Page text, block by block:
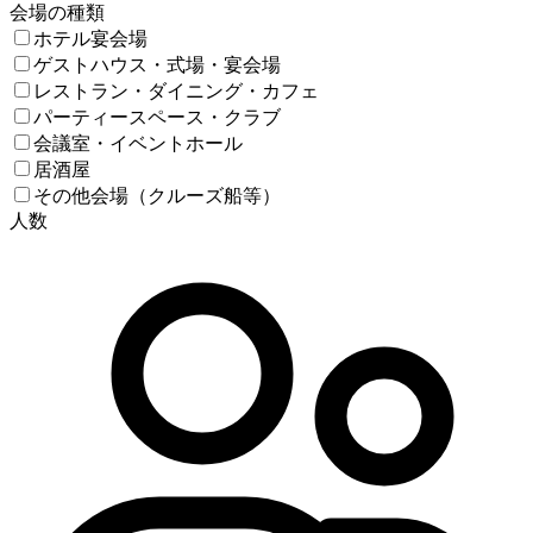
会場の種類
ホテル宴会場
ゲストハウス・式場・宴会場
レストラン・ダイニング・カフェ
パーティースペース・クラブ
会議室・イベントホール
居酒屋
その他会場（クルーズ船等）
人数